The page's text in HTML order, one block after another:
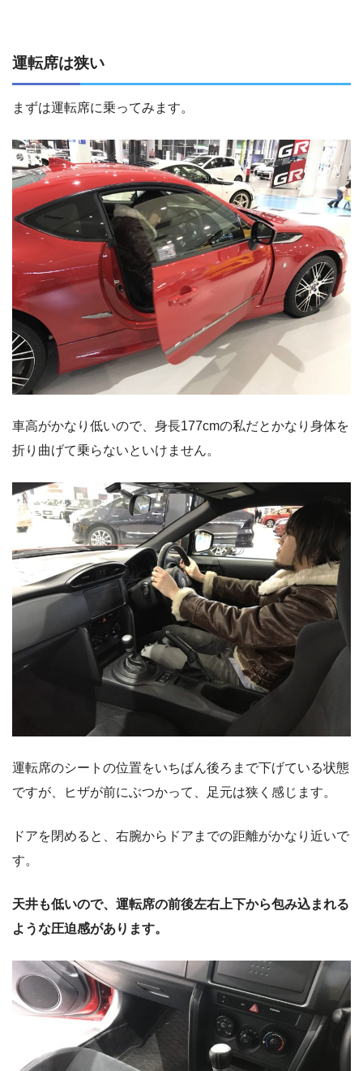
運転席は狭い
まずは運転席に乗ってみます。
車高がかなり低いので、身長177cmの私だとかなり身体を
折り曲げて乗らないといけません。
運転席のシートの位置をいちばん後ろまで下げている状態
ですが、ヒザが前にぶつかって、足元は狭く感じます。
ドアを閉めると、右腕からドアまでの距離がかなり近いで
す。
天井も低いので、運転席の前後左右上下から包み込まれる
ような圧迫感があります。